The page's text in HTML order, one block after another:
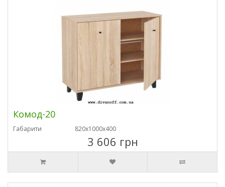
Комод-20
Габарити 820х1000х400
3 606 грн